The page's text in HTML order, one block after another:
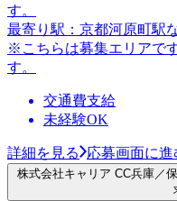
す。
最寄り駅：京都河原町駅
※こちらは募集エリアで
す。
交通費支給
未経験OK
詳細を見る 応募画面に進
株式会社キャリア CC兵庫／